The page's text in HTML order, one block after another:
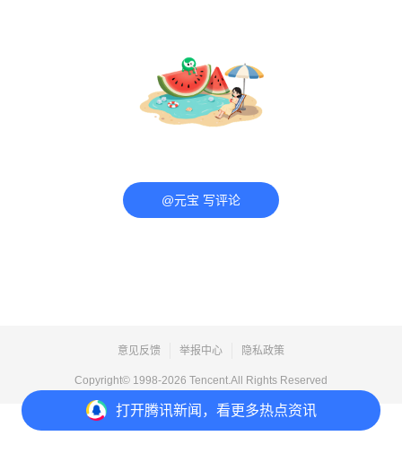
打开腾讯新闻，看更多热点资讯
@元宝 写评论
意见反馈 举报中心 隐私政策
Copyright© 1998-2026 Tencent.All Rights Reserved